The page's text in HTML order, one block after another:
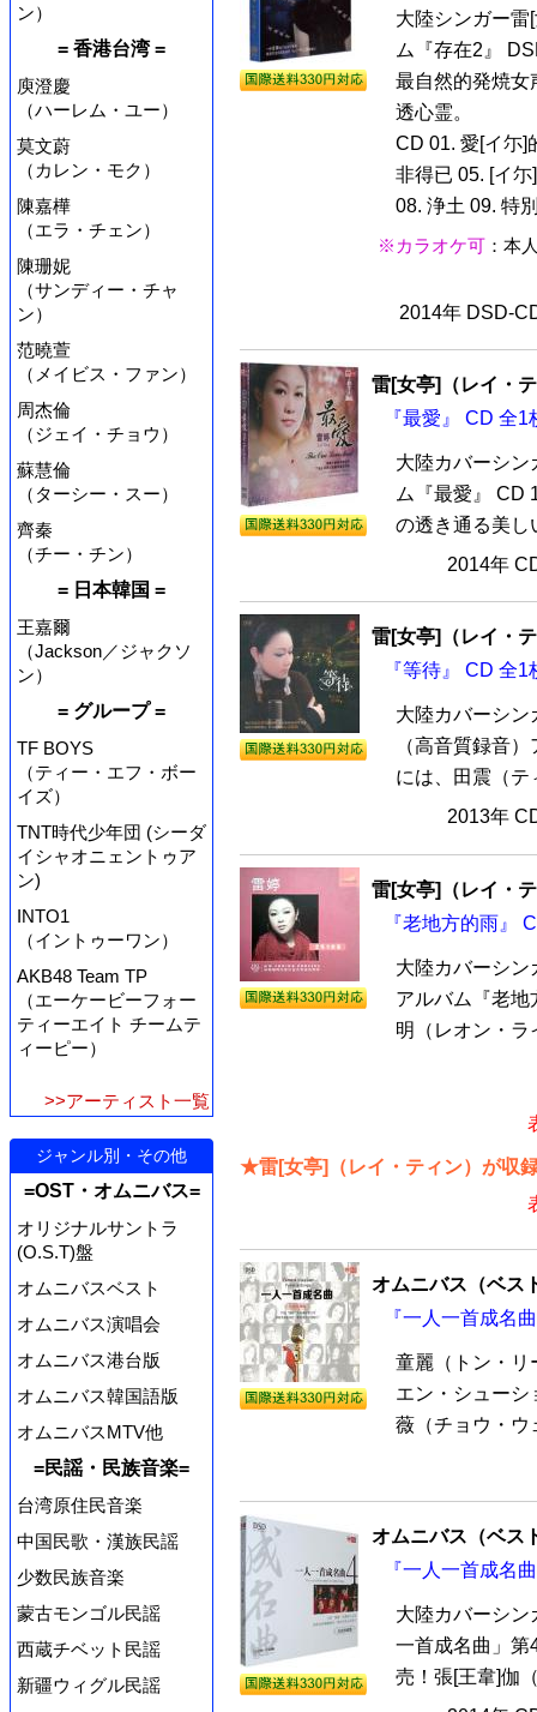
ン）
= 香港台湾 =
庾澄慶
（ハーレム・ユー）
莫文蔚
（カレン・モク）
陳嘉樺
（エラ・チェン）
陳珊妮
（サンディー・チャ
ン）
范曉萱
（メイビス・ファン）
周杰倫
（ジェイ・チョウ）
蘇慧倫
（ターシー・スー）
齊秦
（チー・チン）
= 日本韓国 =
王嘉爾
（Jackson／ジャクソ
ン）
= グループ =
TF BOYS
（ティー・エフ・ボー
イズ）
TNT時代少年団 (シーダ
イシャオニェントゥア
ン)
INTO1
（イントゥーワン）
AKB48 Team TP
（エーケービーフォー
ティーエイト チームテ
ィーピー）
>>アーティスト一覧
ジャンル別・その他
=OST・オムニバス=
オリジナルサントラ
(O.S.T)盤
オムニバスベスト
オムニバス演唱会
オムニバス港台版
オムニバス韓国語版
オムニバスMTV他
=民謡・民族音楽=
台湾原住民音楽
中国民歌・漢族民謡
少数民族音楽
蒙古モンゴル民謡
西蔵チベット民謡
新疆ウィグル民謡
大陸シンガー雷
ム『存在2』
最自然的発焼女
透心霊。
CD 01. 愛[イ尓]
非得已 05. [イ
08. 浄土 09. 特
※カラオケ可 ：本
2014年 DSD-
雷[女亭]（レイ・
『最愛』 CD 全1
大陸カバーシン
ム『最愛』 CD
の透き通る美し
2014年
雷[女亭]（レイ・
『等待』 CD 全1
大陸カバーシン
（高音質録音
には、田震（テ
2013年
雷[女亭]（レイ・
『老地方的雨』
大陸カバーシン
アルバム『老地
明（レオン・ラ
★雷[女亭]（レイ・ティン）が収
オムニバス（ベス
『一人一首成名
童麗（トン・リ
エン・シューシ
薇（チョウ・ウ
オムニバス（ベス
『一人一首成名
大陸カバーシン
一首成名曲」第
売！張[王韋]伽